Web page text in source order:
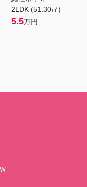
2LDK (51.30㎡)
5.5万円